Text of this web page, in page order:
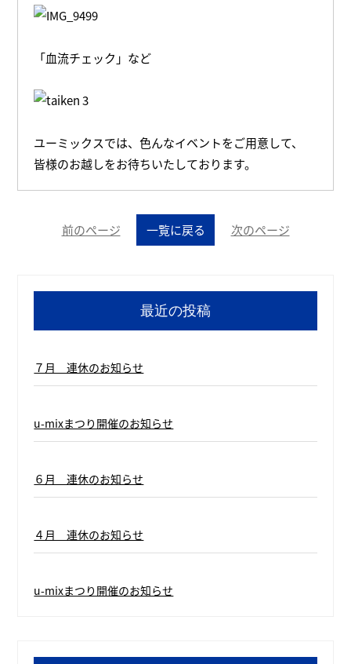
「血流チェック」など
ユーミックスでは、色んなイベントをご用意して、
皆様のお越しをお待ちいたしております。
前のページ 一覧に戻る 次のページ
最近の投稿
７月 連休のお知らせ
u-mixまつり開催のお知らせ
６月 連休のお知らせ
４月 連休のお知らせ
u-mixまつり開催のお知らせ